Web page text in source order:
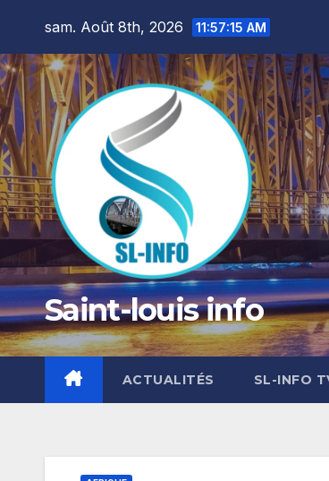
content
sam. Août 8th, 2026 11:57:16 AM
Saint-louis info
ACTUALITÉS SL-INFO